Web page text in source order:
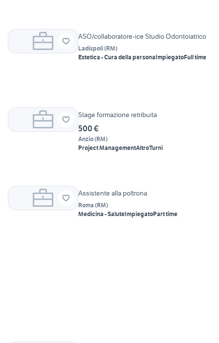
ASO/collaboratore-ice Studio Odontoiatrico
Ladispoli(RM)
Estetica - Cura della personaImpiegatoFull time
Stage formazione retribuita
500 €
Anzio(RM)
Project ManagementAltroTurni
Assistente alla poltrona
Roma (RM)
Medicina - SaluteImpiegatoPart time